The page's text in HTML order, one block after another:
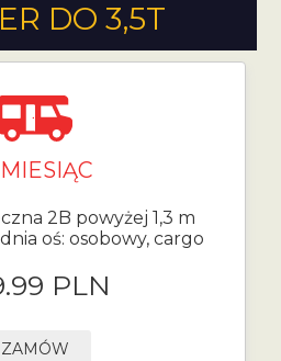
DO 3,5T
MIESIĄC
2B powyżej 1,3 m
oś: osobowy, cargo
PLN
ZAMÓW